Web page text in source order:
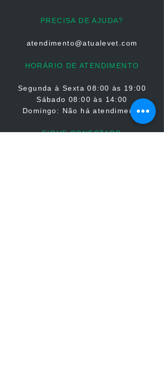
PRECISA DE AJUDA?
atendimento@atualevet.com
HORÁRIO DE ATENDIMENTO
Segunda à Sexta08:00 às 19:00
Sábado 08:00 às 14:00
Domingo: Não há atendimento
FIQUE CONECTADO